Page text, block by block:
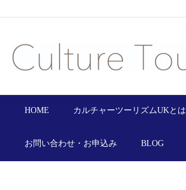
HOME カルチャーツーリズムUKとは
お問い合わせ・お申込み BLOG